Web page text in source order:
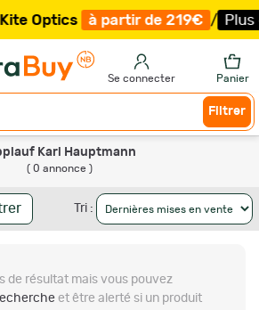
Optics à partir de 219€ / Plus
Se connecter Panier
Filtrer
Karl Hauptmann
( 0 annonce )
Tri :
de résultat mais vous pouvez
et être alerté si un produit